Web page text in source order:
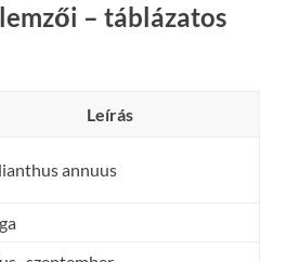
– táblázatos
Leírás
annuus